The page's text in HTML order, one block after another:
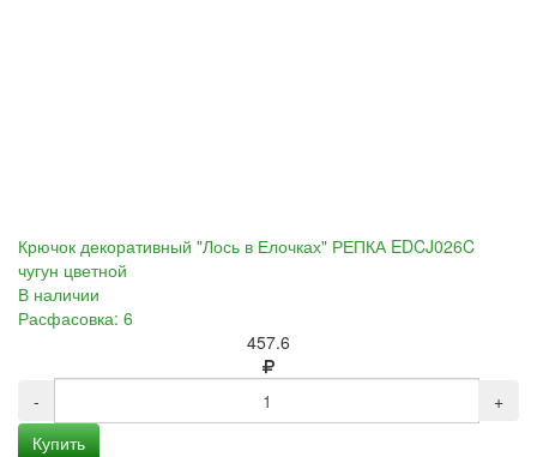
Крючок декоративный "Лось в Елочках" РЕПКА EDCJ026C
чугун цветной
В наличии
Расфасовка: 6
457.6
-
+
Купить